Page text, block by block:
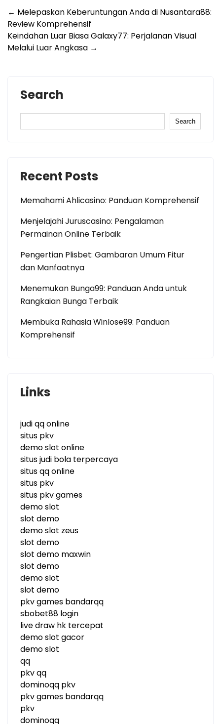
Post
navigation
← Melepaskan Keberuntungan Anda di Nusantara88:
Review Komprehensif
Keindahan Luar Biasa Galaxy77: Perjalanan Visual
Melalui Luar Angkasa →
Search
Search
Recent Posts
Memahami Ahlicasino: Panduan Komprehensif
Menjelajahi Juruscasino: Pengalaman
Permainan Online Terbaik
Pengertian Plisbet: Gambaran Umum Fitur
dan Manfaatnya
Menemukan Bunga99: Panduan Anda untuk
Rangkaian Bunga Terbaik
Membuka Rahasia Winlose99: Panduan
Komprehensif
Links
judi qq online
situs pkv
demo slot online
situs judi bola terpercaya
situs qq online
situs pkv
situs pkv games
demo slot
slot demo
demo slot zeus
slot demo
slot demo maxwin
slot demo
demo slot
slot demo
pkv games bandarqq
sbobet88 login
live draw hk tercepat
demo slot gacor
demo slot
qq
pkv qq
dominoqq pkv
pkv games bandarqq
pkv
dominoqq